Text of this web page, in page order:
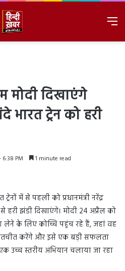
मोदी दिखाएंगे
ट्रेन को हरी
6:38 PM 1 minute read
में से पहली को प्रधानमंत्री नरेंद्र
हरी झंडी दिखाएंगे। मोदी 24 अप्रैल को
लेने के लिए कोच्चि पहुंच रहे हैं, जहां वह
करेंगे और इसे एक बड़ी सफलता
उच्च स्तरीय अभियान चलाया जा रहा